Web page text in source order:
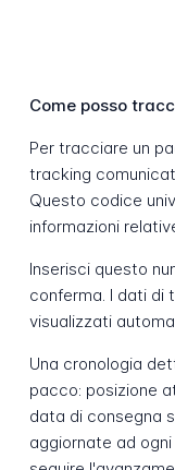
Come posso
Per tracciare un
tracking
Questo codice
informazioni
Inserisci questo
conferma. I dati di
visualizzati
Una cronologia
pacco: posizione
data di consegna
aggiornate ad